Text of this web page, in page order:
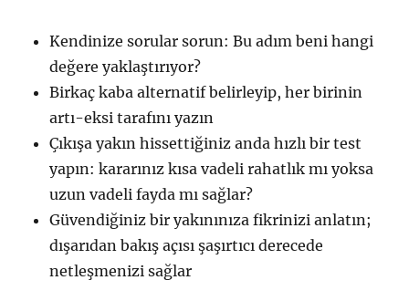
Kendinize sorular sorun: Bu adım beni hangi
değere yaklaştırıyor?
Birkaç kaba alternatif belirleyip, her birinin
artı-eksi tarafını yazın
Çıkışa yakın hissettiğiniz anda hızlı bir test
yapın: kararınız kısa vadeli rahatlık mı yoksa
uzun vadeli fayda mı sağlar?
Güvendiğiniz bir yakınınıza fikrinizi anlatın;
dışarıdan bakış açısı şaşırtıcı derecede
netleşmenizi sağlar